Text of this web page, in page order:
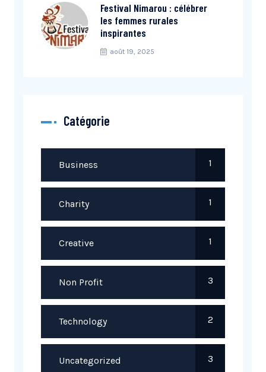
Festival Nimarou : célébrer
les femmes rurales
inspirantes
août 19, 2025
Catégorie
Business 1
Charity 1
Creative 1
Non Profit 3
Technology 2
Uncategorized 3